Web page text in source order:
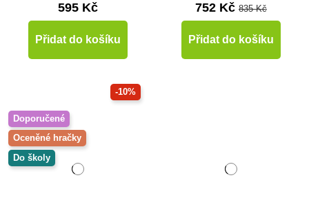
595 Kč
Přidat do košíku
752 Kč 835 Kč
Přidat do košíku
-10%
Doporučené
Oceněné hračky
Do školy